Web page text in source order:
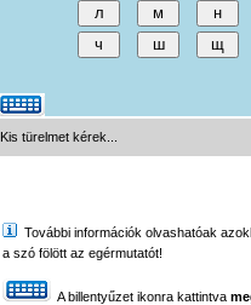
Kis türelmet kérek...
További információk olvashatóak
a szó fölött az egérmutatót!
A billentyűzet ikonra kattintva